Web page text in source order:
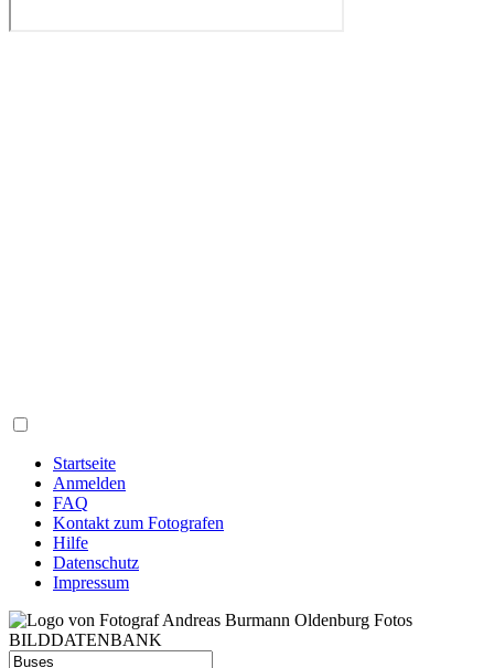
Startseite
Anmelden
FAQ
Kontakt zum Fotografen
Hilfe
Datenschutz
Impressum